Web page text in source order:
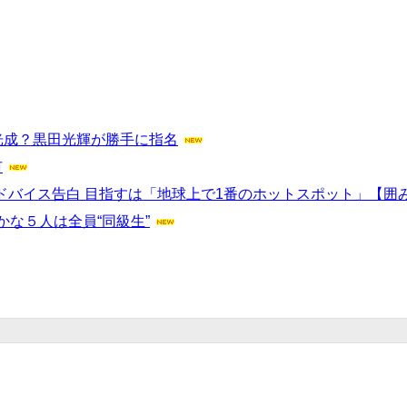
？黒田光輝が勝手に指名
イス告白 目指すは「地球上で1番のホットスポット」【
５人は全員“同級生”